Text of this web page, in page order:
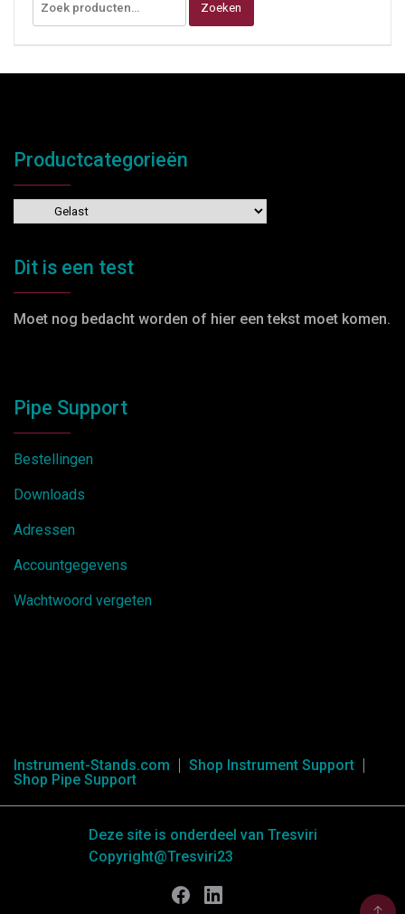
Zoeken
Productcategorieën
Dit is een test
Moet nog bedacht worden of hier een tekst moet komen.
Pipe Support
Bestellingen
Downloads
Adressen
Accountgegevens
Wachtwoord vergeten
Instrument-Stands.com
Shop Instrument Support
Shop Pipe Support
Deze site is onderdeel van Tresviri
Copyright@Tresviri23